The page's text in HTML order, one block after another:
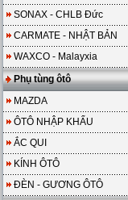
SONAX - CHLB Đức
CARMATE - NHẬT BẢN
WAXCO - Malayxia
Phụ tùng ôtô
MAZDA
ÔTÔ NHẬP KHẨU
ẮC QUI
KÍNH ÔTÔ
ĐÈN - GƯƠNG ÔTÔ